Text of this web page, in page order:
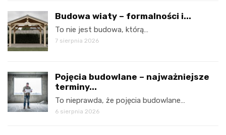
Budowa wiaty – formalności i...
To nie jest budowa, którą…
7 sierpnia 2026
Pojęcia budowlane – najważniejsze
terminy...
To nieprawda, że pojęcia budowlane…
6 sierpnia 2026